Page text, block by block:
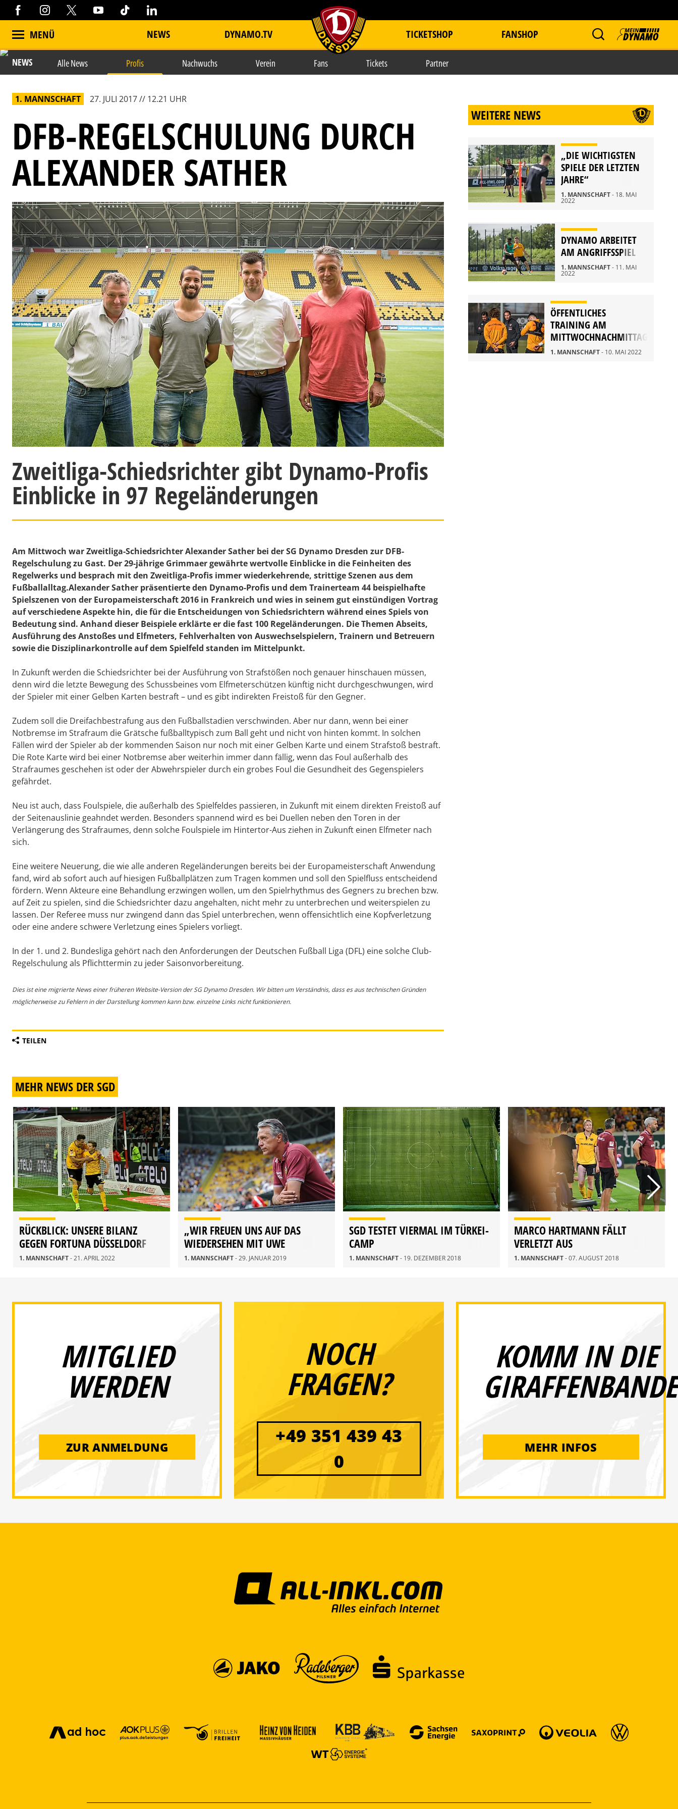
MENÜ NEWS DYNAMO.TV item.title TICKETSHOP FANSHOP
NEWS Alle News Profis Nachwuchs Verein Fans Tickets Partner
1. MANNSCHAFT 27. JULI 2017 // 12.21 UHR
DFB-REGELSCHULUNG DURCH
ALEXANDER SATHER
Zweitliga-Schiedsrichter gibt Dynamo-Profis
Einblicke in 97 Regeländerungen
Am Mittwoch war Zweitliga-Schiedsrichter Alexander Sather bei der SG Dynamo Dresden zur DFB-
Regelschulung zu Gast. Der 29-jährige Grimmaer gewährte wertvolle Einblicke in die Feinheiten des
Regelwerks und besprach mit den Zweitliga-Profis immer wiederkehrende, strittige Szenen aus dem
Fußballalltag.Alexander Sather präsentierte den Dynamo-Profis und dem Trainerteam 44 beispielhafte
Spielszenen von der Europameisterschaft 2016 in Frankreich und wies in seinem gut einstündigen Vortrag
auf verschiedene Aspekte hin, die für die Entscheidungen von Schiedsrichtern während eines Spiels von
Bedeutung sind. Anhand dieser Beispiele erklärte er die fast 100 Regeländerungen. Die Themen Abseits,
Ausführung des Anstoßes und Elfmeters, Fehlverhalten von Auswechselspielern, Trainern und Betreuern
sowie die Disziplinarkontrolle auf dem Spielfeld standen im Mittelpunkt.
In Zukunft werden die Schiedsrichter bei der Ausführung von Strafstößen noch genauer hinschauen müssen,
denn wird die letzte Bewegung des Schussbeines vom Elfmeterschützen künftig nicht durchgeschwungen, wird
der Spieler mit einer Gelben Karten bestraft – und es gibt indirekten Freistoß für den Gegner.
Zudem soll die Dreifachbestrafung aus den Fußballstadien verschwinden. Aber nur dann, wenn bei einer
Notbremse im Strafraum die Grätsche fußballtypisch zum Ball geht und nicht von hinten kommt. In solchen
Fällen wird der Spieler ab der kommenden Saison nur noch mit einer Gelben Karte und einem Strafstoß bestraft.
Die Rote Karte wird bei einer Notbremse aber weiterhin immer dann fällig, wenn das Foul außerhalb des
Strafraumes geschehen ist oder der Abwehrspieler durch ein grobes Foul die Gesundheit des Gegenspielers
gefährdet.
Neu ist auch, dass Foulspiele, die außerhalb des Spielfeldes passieren, in Zukunft mit einem direkten Freistoß auf
der Seitenauslinie geahndet werden. Besonders spannend wird es bei Duellen neben den Toren in der
Verlängerung des Strafraumes, denn solche Foulspiele im Hintertor-Aus ziehen in Zukunft einen Elfmeter nach
sich.
Eine weitere Neuerung, die wie alle anderen Regeländerungen bereits bei der Europameisterschaft Anwendung
fand, wird ab sofort auch auf hiesigen Fußballplätzen zum Tragen kommen und soll den Spielfluss entscheidend
fördern. Wenn Akteure eine Behandlung erzwingen wollen, um den Spielrhythmus des Gegners zu brechen bzw.
auf Zeit zu spielen, sind die Schiedsrichter dazu angehalten, nicht mehr zu unterbrechen und weiterspielen zu
lassen. Der Referee muss nur zwingend dann das Spiel unterbrechen, wenn offensichtlich eine Kopfverletzung
oder eine andere schwere Verletzung eines Spielers vorliegt.
In der 1. und 2. Bundesliga gehört nach den Anforderungen der Deutschen Fußball Liga (DFL) eine solche Club-
Regelschulung als Pflichttermin zu jeder Saisonvorbereitung.
Dies ist eine migrierte News einer früheren Website-Version der SG Dynamo Dresden. Wir bitten um Verständnis, dass es aus technischen Gründen
möglicherweise zu Fehlern in der Darstellung kommen kann bzw. einzelne Links nicht funktionieren.
TEILEN
WEITERE NEWS
„DIE WICHTIGSTEN
SPIELE DER LETZTEN
JAHRE“
1. MANNSCHAFT- 18. MAI
2022
DYNAMO ARBEITET
AM ANGRIFFSSPIEL
1. MANNSCHAFT- 11. MAI
2022
ÖFFENTLICHES
TRAINING AM
MITTWOCHNACHMITTAG
1. MANNSCHAFT- 10. MAI 2022
MEHR NEWS DER SGD
RÜCKBLICK: UNSERE BILANZ
GEGEN FORTUNA DÜSSELDORF
1. MANNSCHAFT- 21. APRIL 2022
„WIR FREUEN UNS AUF DAS
WIEDERSEHEN MIT UWE
NEUHAUS.“
1. MANNSCHAFT- 29. JANUAR 2019
SGD TESTET VIERMAL IM TÜRKEI-
CAMP
1. MANNSCHAFT- 19. DEZEMBER 2018
MARCO HARTMANN FÄLLT
VERLETZT AUS
1. MANNSCHAFT- 07. AUGUST 2018
MITGLIED
WERDEN
ZUR ANMELDUNG
NOCH
FRAGEN?
+49 351 439 43
0
KOMM IN DIE
GIRAFFENBANDE
MEHR INFOS